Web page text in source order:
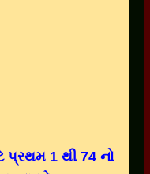
પ્રથમ 1 થી 74 નો